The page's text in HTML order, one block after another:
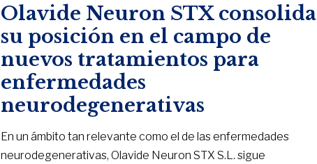
Olavide Neuron STX consolida
su posición en el campo de
nuevos tratamientos para
enfermedades
neurodegenerativas
En un ámbito tan relevante como el de las enfermedades
neurodegenerativas, Olavide Neuron STX S.L. sigue